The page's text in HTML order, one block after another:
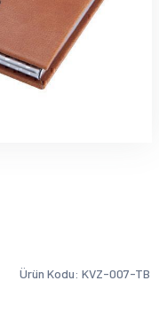
Ürün Kodu: KVZ-007-TB